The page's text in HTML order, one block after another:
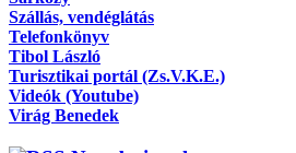
Szállás, vendéglátás
Telefonkönyv
Tibol László
Turisztikai portál (Zs.V.K.E.)
Videók (Youtube)
Virág Benedek